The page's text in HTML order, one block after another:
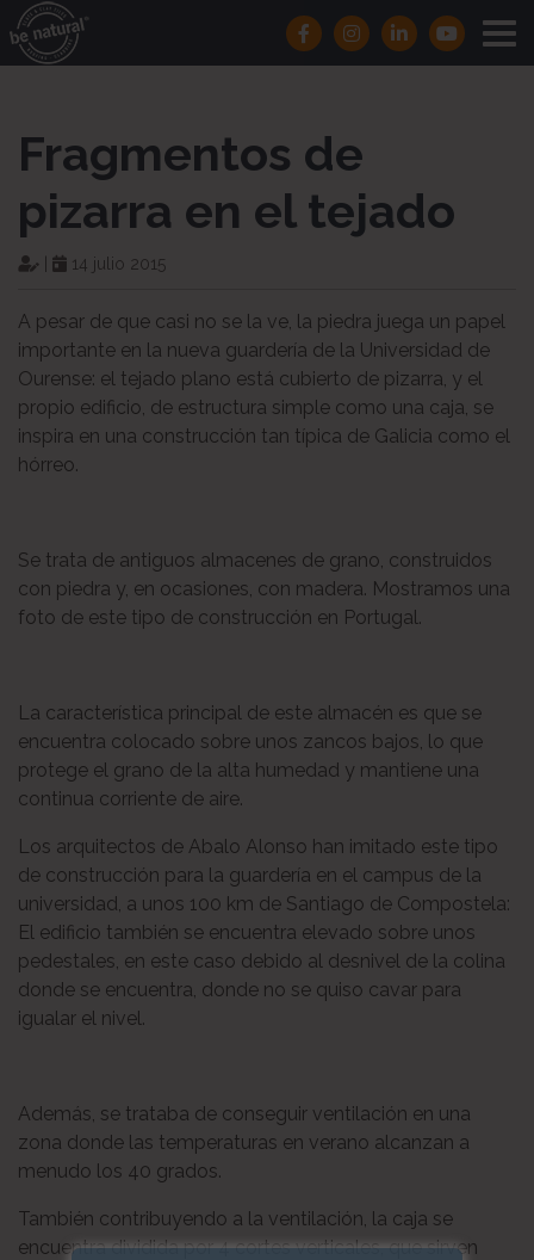
Fragmentos de
pizarra en el tejado
14 julio 2015
A pesar de que casi no se la ve, la piedra juega un papel
importante en la nueva guardería de la Universidad de
Ourense: el tejado plano está cubierto de pizarra, y el
propio edificio, de estructura simple como una caja, se
inspira en una construcción tan típica de Galicia como el
hórreo.
Se trata de antiguos almacenes de grano, construidos
con piedra y, en ocasiones, con madera. Mostramos una
foto de este tipo de construcción en Portugal.
La característica principal de este almacén es que se
encuentra colocado sobre unos zancos bajos, lo que
protege el grano de la alta humedad y mantiene una
continua corriente de aire.
Los arquitectos de Abalo Alonso han imitado este tipo
de construcción para la guardería en el campus de la
universidad, a unos 100 km de Santiago de Compostela:
El edificio también se encuentra elevado sobre unos
pedestales, en este caso debido al desnivel de la colina
donde se encuentra, donde no se quiso cavar para
igualar el nivel.
Además, se trataba de conseguir ventilación en una
zona donde las temperaturas en verano alcanzan a
menudo los 40 grados.
También contribuyendo a la ventilación, la caja se
encuentra dividida por 4 cortes verticales, que sirven